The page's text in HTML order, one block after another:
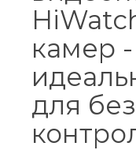
камер
для